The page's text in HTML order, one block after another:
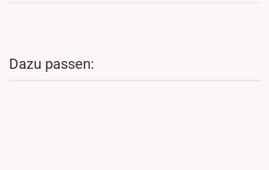
Dazu passen: